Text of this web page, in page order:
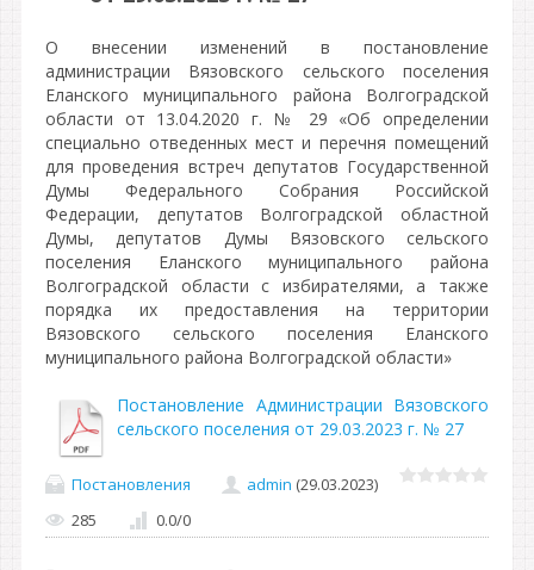
О внесении изменений в постановление
администрации Вязовского сельского поселения
Еланского муниципального района Волгоградской
области от 13.04.2020 г. № 29 «Об определении
специально отведенных мест и перечня помещений
для проведения встреч депутатов Государственной
Думы Федерального Собрания Российской
Федерации, депутатов Волгоградской областной
Думы, депутатов Думы Вязовского сельского
поселения Еланского муниципального района
Волгоградской области с избирателями, а также
порядка их предоставления на территории
Вязовского сельского поселения Еланского
муниципального района Волгоградской области»
Постановление Администрации Вязовского
сельского поселения от 29.03.2023 г. № 27
Постановления admin (29.03.2023)
285
0.0/0